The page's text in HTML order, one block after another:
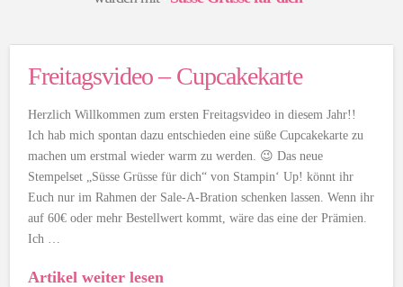
Freitagsvideo – Cupcakekarte
Herzlich Willkommen zum ersten Freitagsvideo in diesem Jahr!!
Ich hab mich spontan dazu entschieden eine süße Cupcakekarte zu
machen um erstmal wieder warm zu werden. 😉 Das neue
Stempelset „Süsse Grüsse für dich“ von Stampin‘ Up! könnt ihr
Euch nur im Rahmen der Sale-A-Bration schenken lassen. Wenn ihr
auf 60€ oder mehr Bestellwert kommt, wäre das eine der Prämien.
Ich …
Artikel weiter lesen